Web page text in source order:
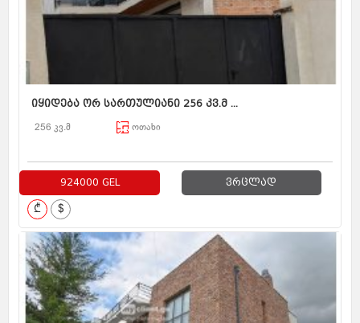
იყიდება ორ სართულიანი 256 კვ.მ ...
256 კვ.მ ოთახი
924000 GEL ვრცლად
₾ $